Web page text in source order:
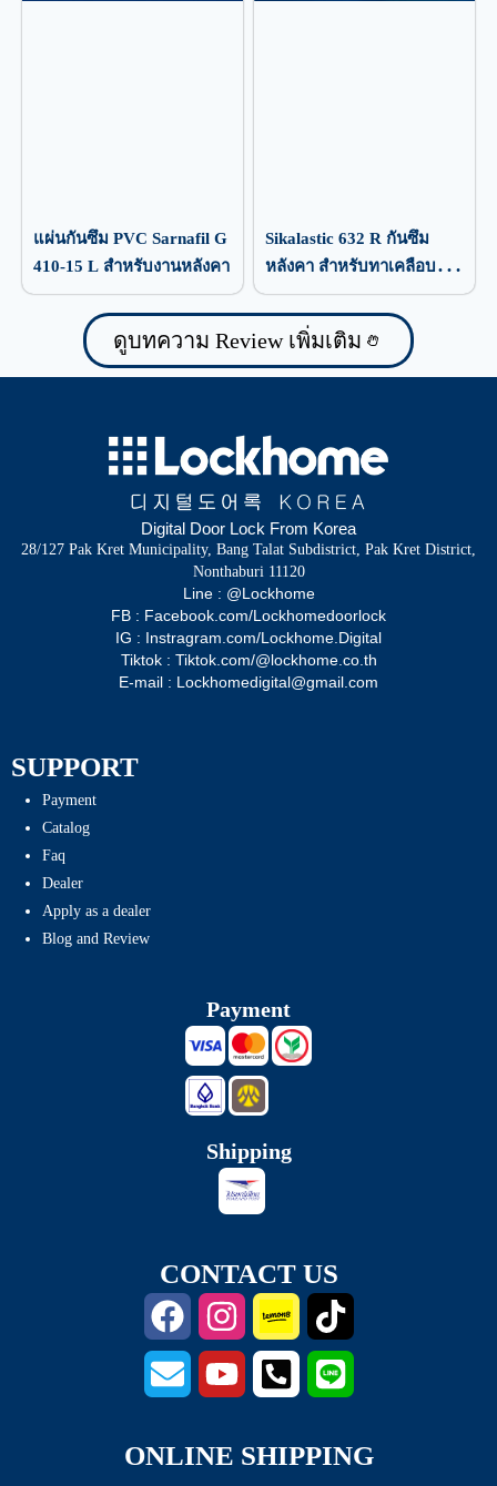
แผ่นกันซึม PVC Sarnafil G
410-15 L สำหรับงานหลังคา
Sikalastic 632 R กันซึม
หลังคา สำหรับทาเคลือบ
ป้องกันน้ำรั่วซึม
ดูบทความ Review เพิ่มเติม
Digital Door Lock From Korea
28/127 Pak Kret Municipality, Bang Talat Subdistrict, Pak Kret District,
Nonthaburi 11120
Line : @Lockhome
FB : Facebook.com/Lockhomedoorlock
IG : Instragram.com/Lockhome.Digital
Tiktok : Tiktok.com/@lockhome.co.th
E-mail : Lockhomedigital@gmail.com
SUPPORT
Payment
Catalog
Faq
Dealer
Apply as a dealer
Blog and Review
Payment
Shipping
CONTACT US
ONLINE SHIPPING